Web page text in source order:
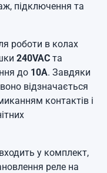
підключення та
роботи в колах
240VAC та
до 10A. Завдяки
відзначається
контактів і
у комплект,
реле на